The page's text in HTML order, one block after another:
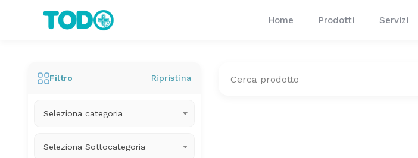
Home Prodotti Servizi
Filtro Ripristina
Seleziona categoria
Seleziona Sottocategoria